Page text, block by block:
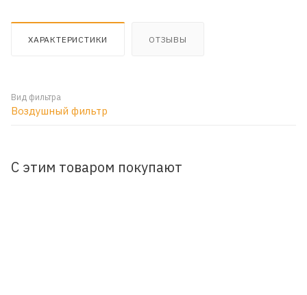
ХАРАКТЕРИСТИКИ ОТЗЫВЫ
Вид фильтра
Воздушный фильтр
С этим товаром покупают